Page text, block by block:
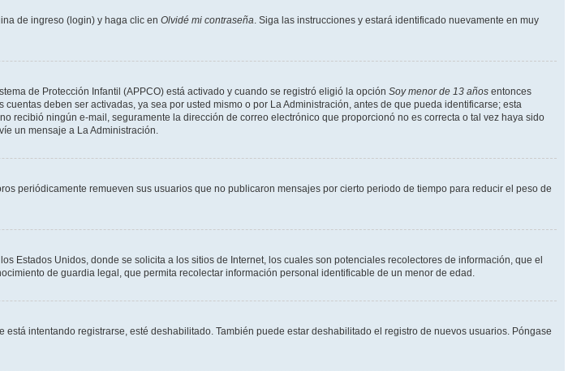
de ingreso (login) y haga clic en Olvidé mi contraseña . Siga las instrucciones y estará identificado nuevamente en muy
de Protección Infantil (APPCO) está activado y cuando se registró eligió la opción Soy menor de 13 años entonces
deben ser activadas, ya sea por usted mismo o por La Administración, antes de que pueda identificarse; esta
recibió ningún e-mail, seguramente la dirección de correo electrónico que proporcionó no es correcta o tal vez haya sido
un mensaje a La Administración.
periódicamente remueven sus usuarios que no publicaron mensajes por cierto periodo de tiempo para reducir el peso de
Estados Unidos, donde se solicita a los sitios de Internet, los cuales son potenciales recolectores de información, que el
de guardia legal, que permita recolectar información personal identificable de un menor de edad.
intentando registrarse, esté deshabilitado. También puede estar deshabilitado el registro de nuevos usuarios. Póngase